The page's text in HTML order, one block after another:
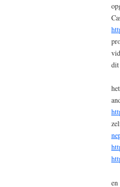
dit